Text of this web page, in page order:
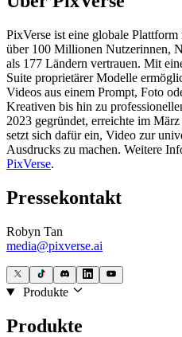
PixVerse ist eine globale
über 100 Millionen Nutzerinnen,
als 177 Ländern vertrauen. Mit
Suite proprietärer Modelle
Videos aus einem Prompt, Foto
Kreativen bis hin zu
2023 gegründet, erreichte im
setzt sich dafür ein, Video zur
Ausdrucks zu machen. Weitere
PixVerse.
Pressekontakt
Robyn Tan
media@pixverse.ai
Produkte
Produkte